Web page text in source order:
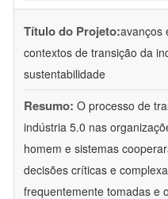
Título do Projeto:avanços
contextos de transição da
sustentabilidade
Resumo: O processo de
indústria 5.0 nas
homem e sistemas
decisões críticas e
frequentemente tomadas e